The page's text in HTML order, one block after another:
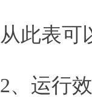
从此表可
2、运行